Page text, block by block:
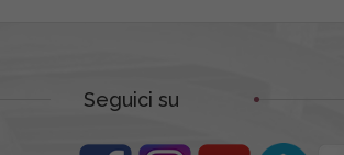
Seguici su